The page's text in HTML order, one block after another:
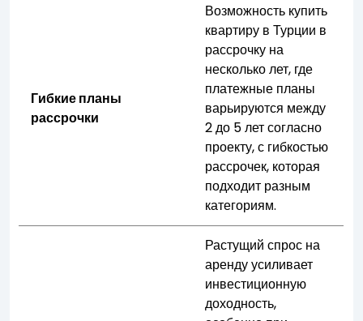
Гибкие планы
рассрочки
Возможность купить
квартиру в Турции в
рассрочку на
несколько лет, где
платежные планы
варьируются между
2 до 5 лет согласно
проекту, с гибкостью
рассрочек, которая
подходит разным
категориям.
Растущий спрос на
аренду усиливает
инвестиционную
доходность,